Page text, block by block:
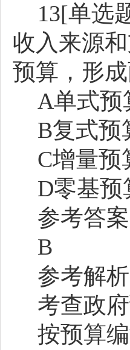
13[单选
收入来源
预算，形
A单式预
B复式预
C增量预
D零基预
参考答案
B
参考解析
考查政
按预算